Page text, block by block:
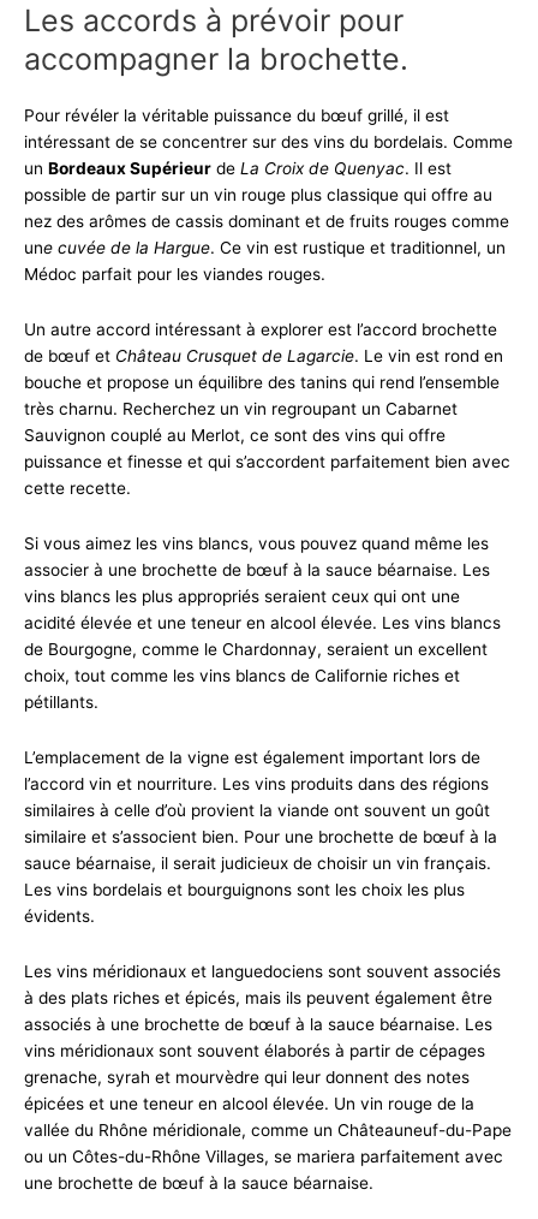
Les accords à prévoir pour
accompagner la brochette.
Pour révéler la véritable puissance du bœuf grillé, il est
intéressant de se concentrer sur des vins du bordelais. Comme
un Bordeaux Supérieur de La Croix de Quenyac. Il est
possible de partir sur un vin rouge plus classique qui offre au
nez des arômes de cassis dominant et de fruits rouges comme
une cuvée de la Hargue. Ce vin est rustique et traditionnel, un
Médoc parfait pour les viandes rouges.
Un autre accord intéressant à explorer est l’accord brochette
de bœuf et Château Crusquet de Lagarcie. Le vin est rond en
bouche et propose un équilibre des tanins qui rend l’ensemble
très charnu. Recherchez un vin regroupant un Cabarnet
Sauvignon couplé au Merlot, ce sont des vins qui offre
puissance et finesse et qui s’accordent parfaitement bien avec
cette recette.
Si vous aimez les vins blancs, vous pouvez quand même les
associer à une brochette de bœuf à la sauce béarnaise. Les
vins blancs les plus appropriés seraient ceux qui ont une
acidité élevée et une teneur en alcool élevée. Les vins blancs
de Bourgogne, comme le Chardonnay, seraient un excellent
choix, tout comme les vins blancs de Californie riches et
pétillants.
L’emplacement de la vigne est également important lors de
l’accord vin et nourriture. Les vins produits dans des régions
similaires à celle d’où provient la viande ont souvent un goût
similaire et s’associent bien. Pour une brochette de bœuf à la
sauce béarnaise, il serait judicieux de choisir un vin français.
Les vins bordelais et bourguignons sont les choix les plus
évidents.
Les vins méridionaux et languedociens sont souvent associés
à des plats riches et épicés, mais ils peuvent également être
associés à une brochette de bœuf à la sauce béarnaise. Les
vins méridionaux sont souvent élaborés à partir de cépages
grenache, syrah et mourvèdre qui leur donnent des notes
épicées et une teneur en alcool élevée. Un vin rouge de la
vallée du Rhône méridionale, comme un Châteauneuf-du-Pape
ou un Côtes-du-Rhône Villages, se mariera parfaitement avec
une brochette de bœuf à la sauce béarnaise.